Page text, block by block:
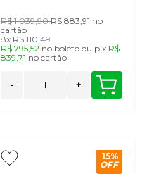
R$ 1.039,90R$ 883,91 no
cartão
8x R$ 110,49
R$ 795,52 no boleto ou pix R$
839,71 nocartão
- +
15%
OFF